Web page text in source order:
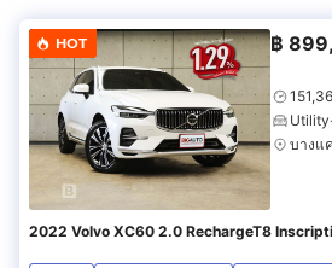
HOT ฿
บางแ
2022 Volvo XC60 2.0 RechargeT8